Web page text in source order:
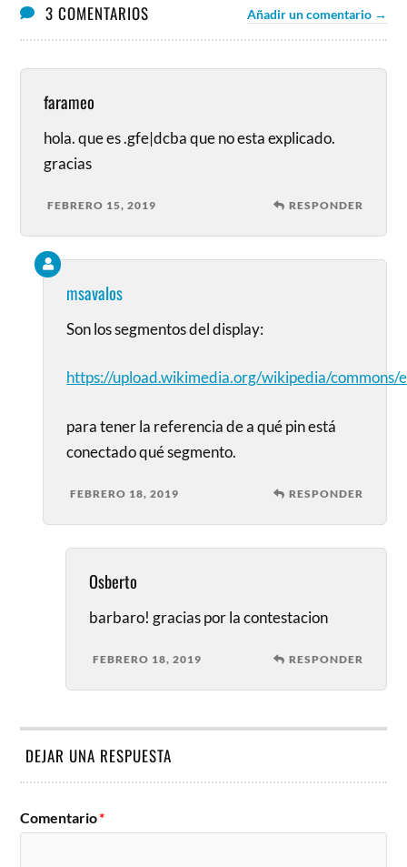
3 COMENTARIOS Añadir un comentario →
farameo
hola. que es .gfe|dcba que no esta explicado.
gracias
FEBRERO 15, 2019 RESPONDER
msavalos
Son los segmentos del display:
https://upload.wikimedia.org/wikipedia/commons/
para tener la referencia de a qué pin está
conectado qué segmento.
FEBRERO 18, 2019 RESPONDER
Osberto
barbaro! gracias por la contestacion
FEBRERO 18, 2019 RESPONDER
DEJAR UNA RESPUESTA
Comentario*